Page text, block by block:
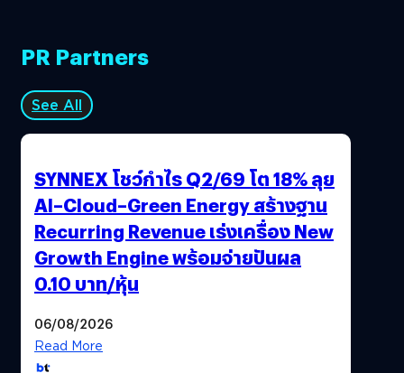
PR Partners
See All
SYNNEX โชว์กำไร Q2/69 โต 18% ลุย
AI–Cloud–Green Energy สร้างฐาน
Recurring Revenue เร่งเครื่อง New
Growth Engine พร้อมจ่ายปันผล
0.10 บาท/หุ้น
06/08/2026
Read More